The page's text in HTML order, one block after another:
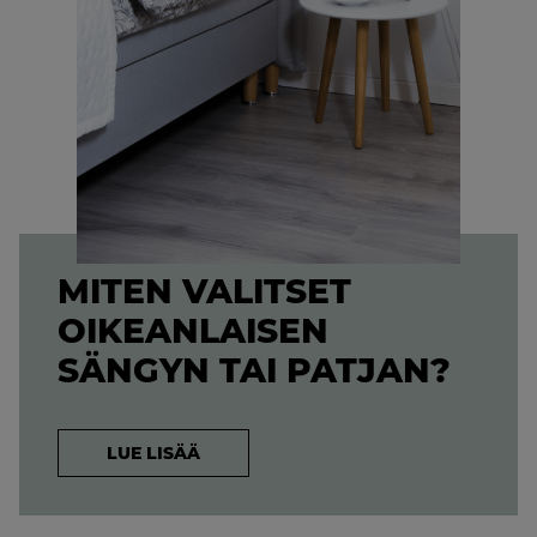
MITEN VALITSET
OIKEANLAISEN
SÄNGYN TAI PATJAN?
LUE LISÄÄ